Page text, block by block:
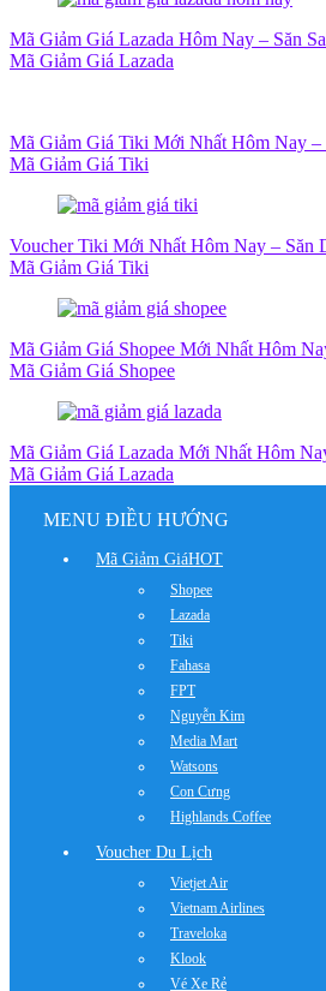
Mã Giảm Giá Lazada Hôm Nay – Săn
Mã Giảm Giá Lazada
Mã Giảm Giá Tiki Mới Nhất Hôm Nay
Mã Giảm Giá Tiki
Voucher Tiki Mới Nhất Hôm Nay – Săn
Mã Giảm Giá Tiki
Mã Giảm Giá Shopee Mới Nhất Hôm
Mã Giảm Giá Shopee
Mã Giảm Giá Lazada Mới Nhất Hôm
Mã Giảm Giá Lazada
MENU ĐIỀU HƯỚNG
Mã Giảm GiáHOT
Shopee
Lazada
Tiki
Fahasa
FPT
Nguyễn Kim
Media Mart
Watsons
Con Cưng
Highlands Coffee
Voucher Du Lịch
Vietjet Air
Vietnam Airlines
Traveloka
Klook
Vé Xe Rẻ